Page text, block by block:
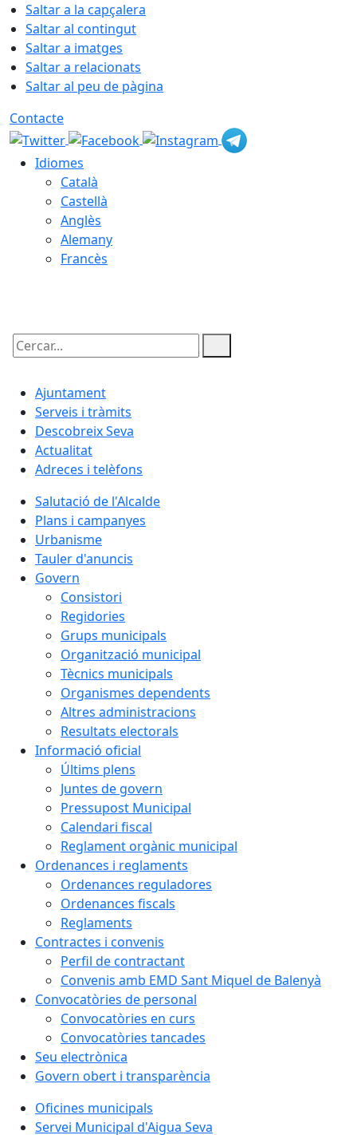
Saltar a la capçalera
Saltar al contingut
Saltar a imatges
Saltar a relacionats
Saltar al peu de pàgina
Contacte
Idiomes
Català
Castellà
Anglès
Alemany
Francès
Cercar:
Ajuntament
Serveis i tràmits
Descobreix Seva
Actualitat
Adreces i telèfons
Salutació de l'Alcalde
Plans i campanyes
Urbanisme
Tauler d'anuncis
Govern
Consistori
Regidories
Grups municipals
Organització municipal
Tècnics municipals
Organismes dependents
Altres administracions
Resultats electorals
Informació oficial
Últims plens
Juntes de govern
Pressupost Municipal
Calendari fiscal
Reglament orgànic municipal
Ordenances i reglaments
Ordenances reguladores
Ordenances fiscals
Reglaments
Contractes i convenis
Perfil de contractant
Convenis amb EMD Sant Miquel de Balenyà
Convocatòries de personal
Convocatòries en curs
Convocatòries tancades
Seu electrònica
Govern obert i transparència
Oficines municipals
Servei Municipal d'Aigua Seva